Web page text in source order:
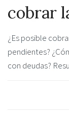
cobrar
¿Es posible
pendientes?
con deudas?